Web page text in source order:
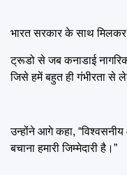
भारत सरकार के साथ
ट्रूडो से जब कनाडाई
जिसे हमें बहुत ही गंभीरता से
उन्होंने आगे कहा,
बचाना हमारी जिम्मेदारी है।”